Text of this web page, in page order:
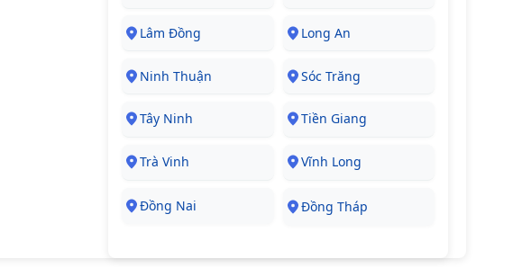
Lâm Đồng Long An
Ninh Thuận Sóc Trăng
Tây Ninh Tiền Giang
Trà Vinh Vĩnh Long
Đồng Nai Đồng Tháp